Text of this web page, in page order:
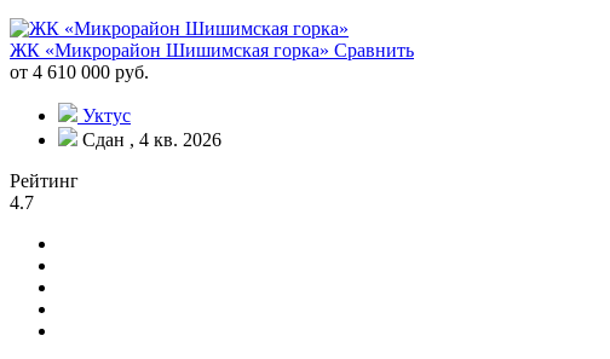
ЖК «Микрорайон Шишимская горка» Сравнить
от 4 610 000 руб.
Уктус
Сдан , 4 кв. 2026
Рейтинг
4.7